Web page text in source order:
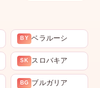
BY ベラルーシ
SK スロバキア
BG ブルガリア